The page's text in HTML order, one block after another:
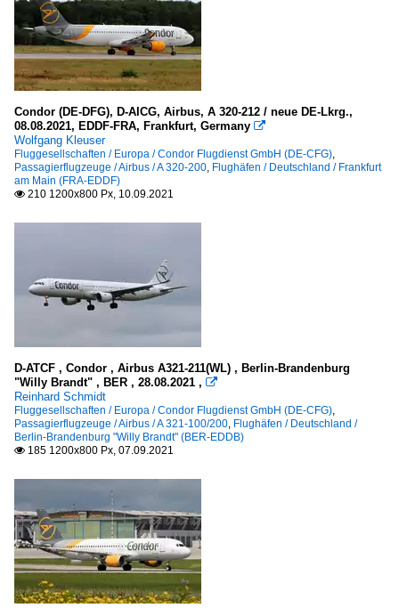
Condor (DE-DFG), D-AICG, Airbus, A 320-212 / neue DE-Lkrg.,
08.08.2021, EDDF-FRA, Frankfurt, Germany 
Wolfgang Kleuser
Fluggesellschaften / Europa / Condor Flugdienst GmbH (DE-CFG),
Passagierflugzeuge / Airbus / A 320-200, Flughäfen / Deutschland / Frankfurt
am Main (FRA-EDDF)
 210 1200x800 Px, 10.09.2021
D-ATCF , Condor , Airbus A321-211(WL) , Berlin-Brandenburg
"Willy Brandt" , BER , 28.08.2021 , 
Reinhard Schmidt
Fluggesellschaften / Europa / Condor Flugdienst GmbH (DE-CFG),
Passagierflugzeuge / Airbus / A 321-100/200, Flughäfen / Deutschland /
Berlin-Brandenburg "Willy Brandt" (BER-EDDB)
 185 1200x800 Px, 07.09.2021